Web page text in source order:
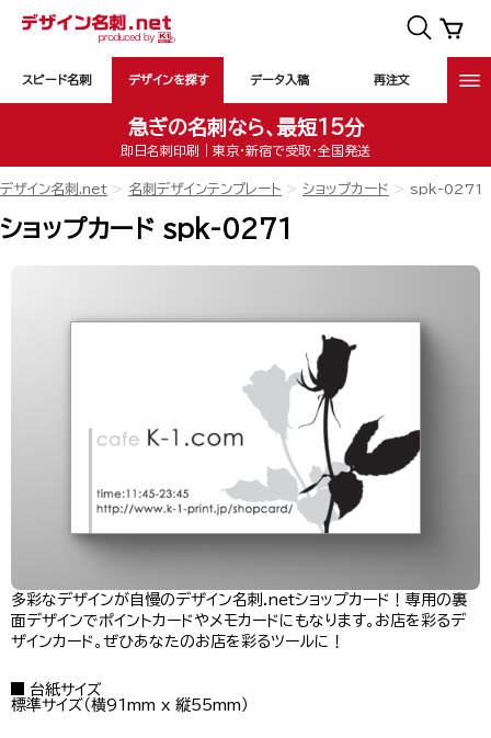
スピード名刺 デザインを探す データ入稿 再注文
急ぎの名刺なら、最短15分
即日名刺印刷｜東京・新宿で受取・全国発送
デザイン名刺.net 名刺デザインテンプレート ショップカード spk-0271
ショップカード spk-0271
多彩なデザインが自慢のデザイン名刺.netショップカード！専用の裏
面デザインでポイントカードやメモカードにもなります。お店を彩るデ
ザインカード。ぜひあなたのお店を彩るツールに！
台紙サイズ
標準サイズ（横91mm x 縦55mm）